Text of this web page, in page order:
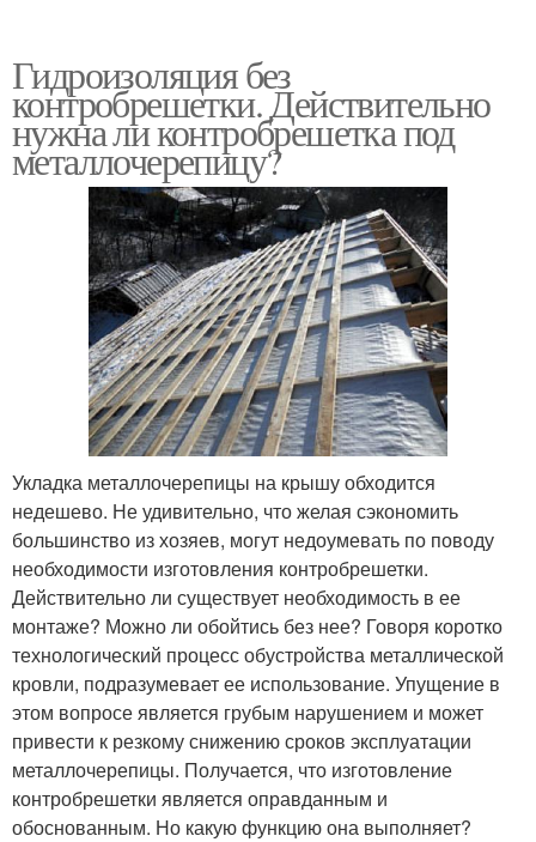
Гидроизоляция без
контробрешетки. Действительно
нужна ли контробрешетка под
металлочерепицу?
Укладка металлочерепицы на крышу обходится
недешево. Не удивительно, что желая сэкономить
большинство из хозяев, могут недоумевать по поводу
необходимости изготовления контробрешетки.
Действительно ли существует необходимость в ее
монтаже? Можно ли обойтись без нее? Говоря коротко
технологический процесс обустройства металлической
кровли, подразумевает ее использование. Упущение в
этом вопросе является грубым нарушением и может
привести к резкому снижению сроков эксплуатации
металлочерепицы. Получается, что изготовление
контробрешетки является оправданным и
обоснованным. Но какую функцию она выполняет?